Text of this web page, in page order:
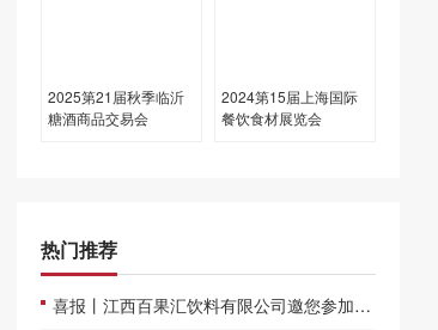
2025第21届秋季临沂
糖酒商品交易会
2024第15届上海国际
餐饮食材展览会
热门推荐
喜报丨江西百果汇饮料有限公司邀您参加仁创糖酒会湘赣鄂城市巡展